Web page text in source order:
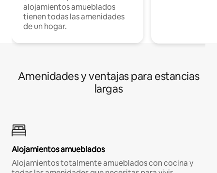
alojamientos amueblados
tienen todas las amenidades
de un hogar.
Amenidades y ventajas para estancias
largas
Alojamientos amueblados
Alojamientos totalmente amueblados con cocina y